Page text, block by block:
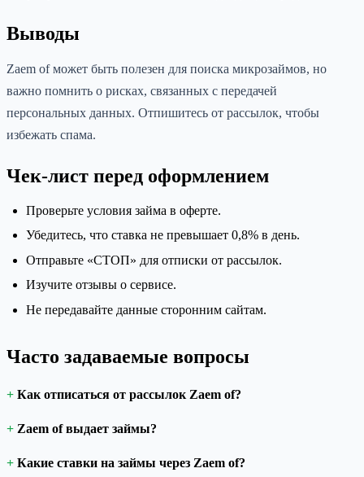
Выводы
Zaem of может быть полезен для поиска микрозаймов, но
важно помнить о рисках, связанных с передачей
персональных данных. Отпишитесь от рассылок, чтобы
избежать спама.
Чек-лист перед оформлением
Проверьте условия займа в оферте.
Убедитесь, что ставка не превышает 0,8% в день.
Отправьте «СТОП» для отписки от рассылок.
Изучите отзывы о сервисе.
Не передавайте данные сторонним сайтам.
Часто задаваемые вопросы
Как отписаться от рассылок Zaem of?
Zaem of выдает займы?
Какие ставки на займы через Zaem of?